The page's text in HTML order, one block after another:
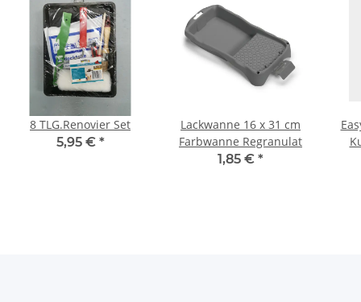
8 TLG.Renovier Set
5,95 € *
Lackwanne 16 x 31 cm
Farbwanne Regranulat
1,85 € *